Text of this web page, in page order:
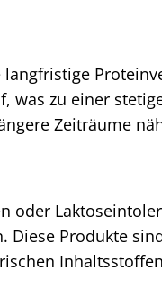
was zu einer
Zeiträume
oder
Produkte